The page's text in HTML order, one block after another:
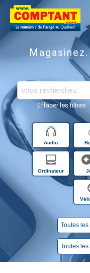
Effacer les filtres
Audio
Ordinateur